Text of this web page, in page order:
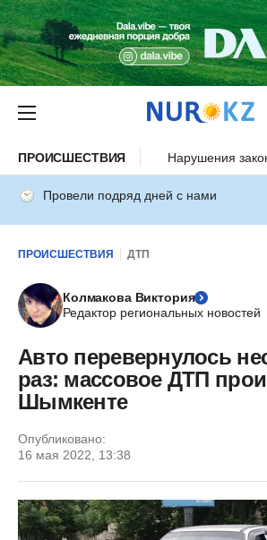
ПРОИСШЕСТВИЯ Нарушения
Провели подряд дней с нами
ПРОИСШЕСТВИЯ ДТП
Колмакова Виктория
Редактор региональных новостей
Авто перевернулось
раз: массовое ДТП
Шымкенте
Опубликовано:
16 мая 2022, 13:38